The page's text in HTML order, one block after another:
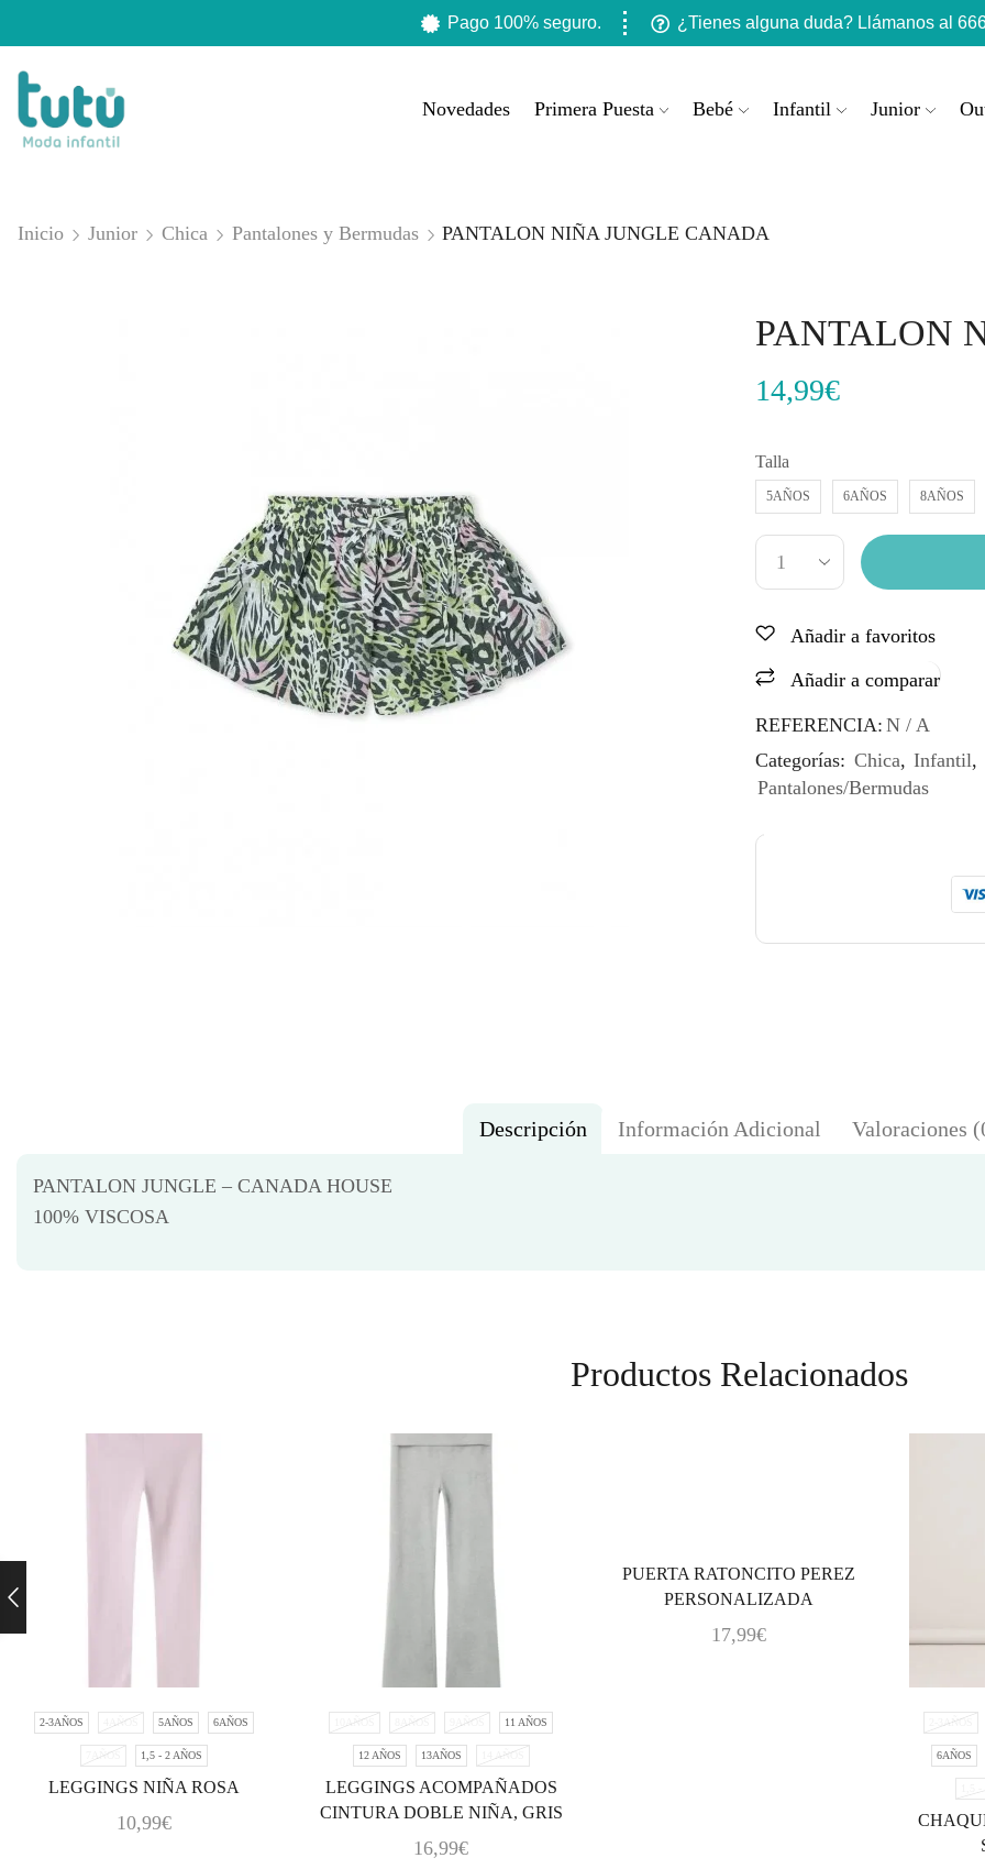
Pago 100% seguro. ¿Tienes alguna duda? Llámanos al
Novedades Primera Puesta Bebé Infantil Junior
Inicio Junior Chica Pantalones y Bermudas PANTALON NIÑA JUNGLE CANADA
PANTALON
14,99€
Talla
5AÑOS 6AÑOS 8AÑOS
Añadir a favoritos
Añadir a comparar
REFERENCIA: N / A
Categorías: Chica, Infantil,
Pantalones/Bermudas
Descripción Información Adicional Valoraciones
PANTALON JUNGLE – CANADA HOUSE
100% VISCOSA
Productos Relacionados
2-3AÑOS 4AÑOS 5AÑOS 6AÑOS
7AÑOS 1,5 - 2 AÑOS
LEGGINGS NIÑA ROSA
10,99€
10AÑOS 8AÑOS 9AÑOS 11 AÑOS
12 AÑOS 13AÑOS 14 AÑOS
LEGGINGS ACOMPAÑADOS
CINTURA DOBLE NIÑA, GRIS
16,99€
PUERTA RATONCITO PEREZ
PERSONALIZADA
17,99€
2-3AÑOS
6AÑOS